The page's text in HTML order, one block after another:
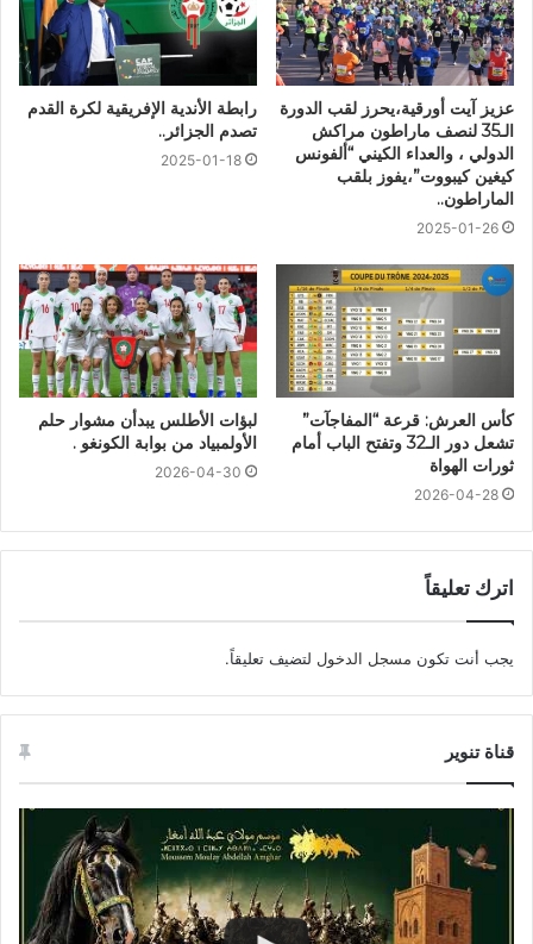
عزيز آيت أورقية،يحرز لقب الدورة
الـ35 لنصف ماراطون مراكش
الدولي ، والعداء الكيني “ألفونس
كيغين كيبووت”،يفوز بلقب
الماراطون..
2025-01-26
رابطة الأندية الإفريقية لكرة القدم
تصدم الجزائر..
2025-01-18
كأس العرش: قرعة “المفاجآت”
تشعل دور الـ32 وتفتح الباب أمام
ثورات الهواة
2026-04-28
لبؤات الأطلس يبدأن مشوار حلم
الأولمبياد من بوابة الكونغو .
2026-04-30
اترك تعليقاً
يجب أنت تكون مسجل الدخول لتضيف تعليقاً.
قناة تنوير